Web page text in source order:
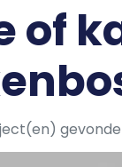
of